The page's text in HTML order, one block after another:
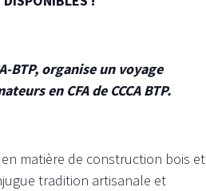
BTP, organise un voyage
en CFA de CCCA BTP.
matière de construction bois et
tradition artisanale et